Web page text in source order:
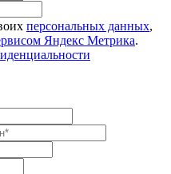
персональных данных,
Яндекс Метрика.